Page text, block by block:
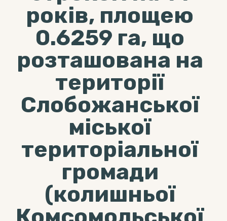
років, площею
0.6259 га, що
розташована на
території
Слобожанської
міської
територіальної
громади
(колишньої